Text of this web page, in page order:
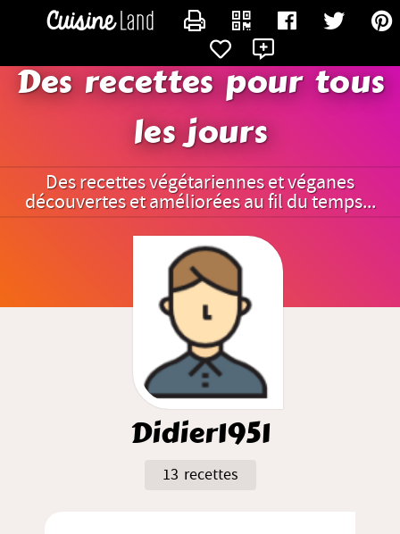
Des recettes pour tous
les jours
Des recettes végétariennes et véganes
découvertes et améliorées au fil du temps...
Didier1951
13 recettes
CONTACTER DIDIER1951